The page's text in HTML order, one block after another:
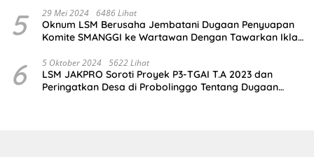
5 29 Mei 2024 6486 Lihat
Oknum LSM Berusaha Jembatani Dugaan Penyuapan
Komite SMANGGI ke Wartawan Dengan Tawarkan Iklan
6 5 Oktober 2024 5622 Lihat
LSM JAKPRO Soroti Proyek P3-TGAI T.A 2023 dan
Peringatkan Desa di Probolinggo Tentang Dugaan